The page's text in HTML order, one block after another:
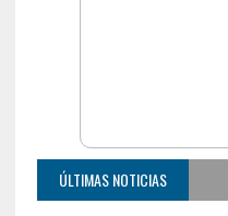
ÚLTIMAS NOTICIAS